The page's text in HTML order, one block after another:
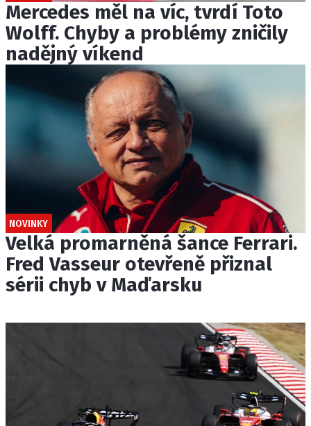
Mercedes měl na víc, tvrdí Toto
Wolff. Chyby a problémy zničily
nadějný víkend
NOVINKY
Velká promarněná šance Ferrari.
Fred Vasseur otevřeně přiznal
sérii chyb v Maďarsku